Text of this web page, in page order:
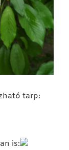
tarp:
is: